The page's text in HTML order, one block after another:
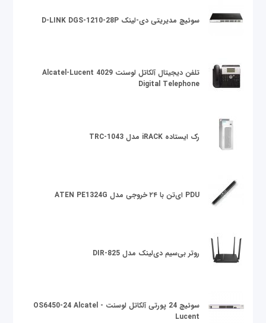
سوئیچ مدیریتی دی-لینک D-LINK DGS-1210-28P
تلفن دیجیتال آلکاتل لوسنت Alcatel-Lucent 4029
Digital Telephone
رک ایستاده iRACK مدل TRC-1043
PDU ای‌تن با ۲۴ خروجی مدل ATEN PE1324G
روتر بی‌سیم دی‌لینک مدل DIR-825
سوئیچ 24 پورتی آلکاتل لوسنت OS6450-24 Alcatel -
Lucent